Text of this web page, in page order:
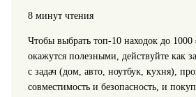
8 минут чтения
Чтобы выбрать топ-10 находок до 1000
окажутся полезными, действуйте как
с задач (дом, авто, ноутбук, кухня),
совместимость и безопасность, и